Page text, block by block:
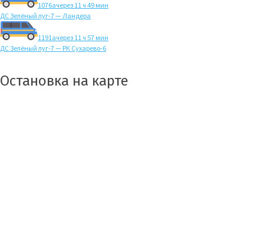
1076ачерез 11 ч 49 мин
ДС Зелёный луг-7 — Ландера
1191ачерез 11 ч 57 мин
ДС Зелёный луг-7 — РК Сухарево-6
Остановка на карте